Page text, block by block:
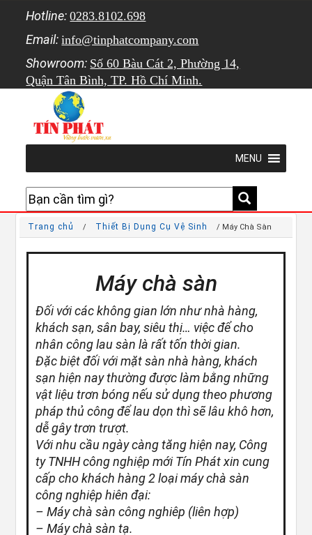
Hotline: 0283.8102.698
Email: info@tinphatcompany.com
Showroom: Số 60 Bàu Cát 2, Phường 14,
Quận Tân Bình, TP. Hồ Chí Minh.
MENU
Trang chủ / Thiết Bị Dụng Cụ Vệ Sinh / Máy Chà Sàn
Máy chà sàn
Đối với các không gian lớn như nhà hàng,
khách sạn, sân bay, siêu thị… việc để cho
nhân công lau sàn là rất tốn thời gian.
Đặc biệt đối với mặt sàn nhà hàng, khách
sạn hiện nay thường được làm bằng những
vật liệu trơn bóng nếu sử dụng theo phương
pháp thủ công để lau dọn thì sẽ lâu khô hơn,
dễ gây trơn trượt.
Với nhu cầu ngày càng tăng hiện nay, Công
ty TNHH công nghiệp mới Tín Phát xin cung
cấp cho khách hàng 2 loại máy chà sàn
công nghiệp hiên đại:
– Máy chà sàn công nghiêp (liên hợp)
– Máy chà sàn tạ.